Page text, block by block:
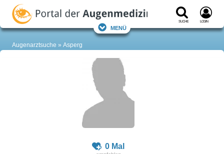
Suche Login
Menü
Augenarztsuche Asperg
0 Mal